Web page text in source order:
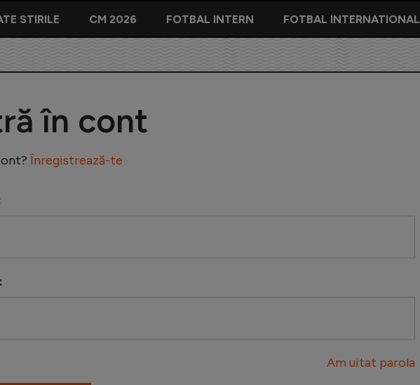
STIRILE CM 2026 FOTBAL INTERN FOTBAL INTERNATIONAL
în cont
Înregistrează-te
Am uitat parola